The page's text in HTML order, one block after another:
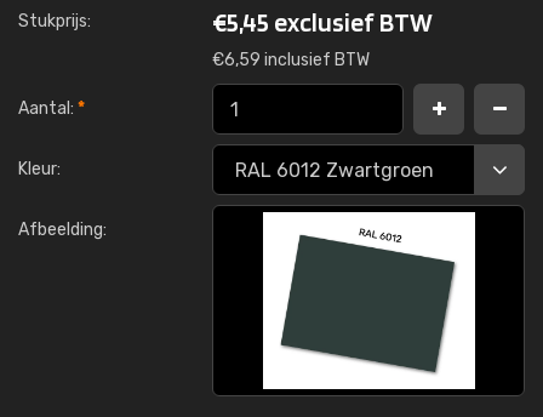
Stukprijs: €5,45 exclusief BTW
€6,59 inclusief BTW
Aantal: *
Kleur:
Afbeelding: